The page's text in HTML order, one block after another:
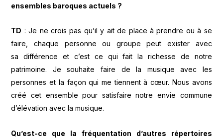
ensembles baroques actuels ?
TD : Je ne crois pas qu’il y ait de place à prendre ou à se
faire, chaque personne ou groupe peut exister avec
sa différence et c’est ce qui fait la richesse de notre
patrimoine. Je souhaite faire de la musique avec les
personnes et la façon qui me tiennent à cœur. Nous avons
créé cet ensemble pour satisfaire notre envie commune
d’élévation avec la musique.
Qu’est-ce que la fréquentation d’autres répertoires